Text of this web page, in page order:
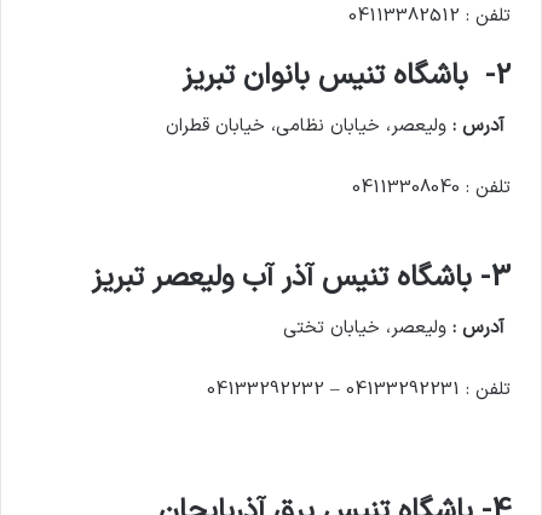
تلفن : 04113382512
2- باشگاه تنیس بانوان تبریز
آدرس : ولیعصر، خیابان نظامی، خیابان قطران
تلفن : 04113308040
3- باشگاه تنیس آذر آب ولیعصر تبریز
آدرس : ولیعصر، خیابان تختی
تلفن : 04133292231 – 04133292232